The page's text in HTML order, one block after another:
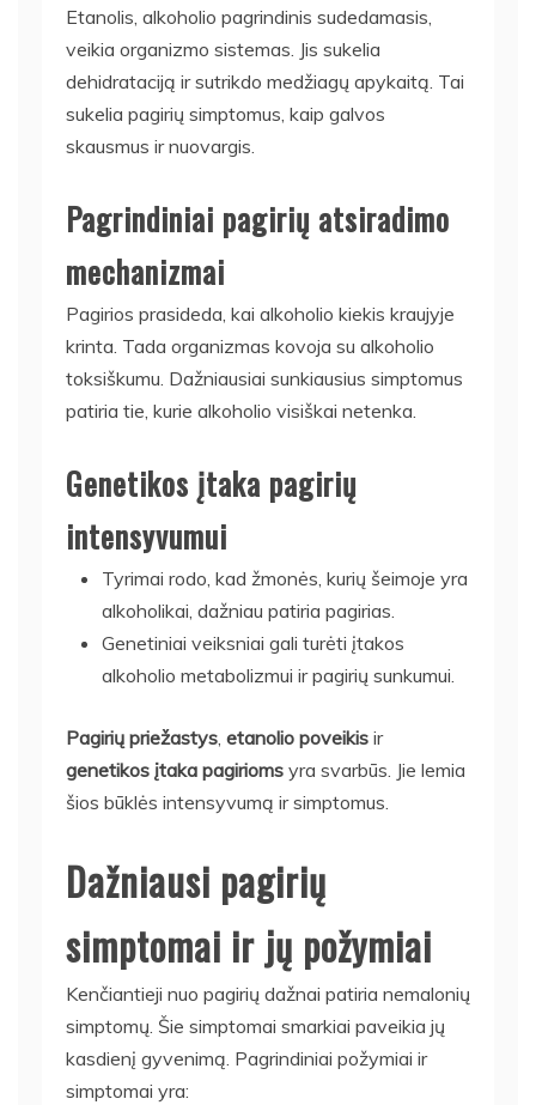
Etanolis, alkoholio pagrindinis sudedamasis,
veikia organizmo sistemas. Jis sukelia
dehidrataciją ir sutrikdo medžiagų apykaitą. Tai
sukelia pagirių simptomus, kaip galvos
skausmus ir nuovargis.
Pagrindiniai pagirių atsiradimo
mechanizmai
Pagirios prasideda, kai alkoholio kiekis kraujyje
krinta. Tada organizmas kovoja su alkoholio
toksiškumu. Dažniausiai sunkiausius simptomus
patiria tie, kurie alkoholio visiškai netenka.
Genetikos įtaka pagirių
intensyvumui
Tyrimai rodo, kad žmonės, kurių šeimoje yra
alkoholikai, dažniau patiria pagirias.
Genetiniai veiksniai gali turėti įtakos
alkoholio metabolizmui ir pagirių sunkumui.
Pagirių priežastys, etanolio poveikis ir
genetikos įtaka pagirioms yra svarbūs. Jie lemia
šios būklės intensyvumą ir simptomus.
Dažniausi pagirių
simptomai ir jų požymiai
Kenčiantieji nuo pagirių dažnai patiria nemalonių
simptomų. Šie simptomai smarkiai paveikia jų
kasdienį gyvenimą. Pagrindiniai požymiai ir
simptomai yra: